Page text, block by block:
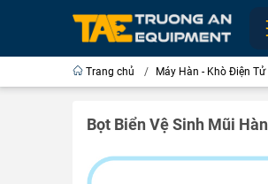
Trang chủ / Máy Hàn - Khò Điện Tử
Bọt Biển Vệ Sinh Mũi Hàn